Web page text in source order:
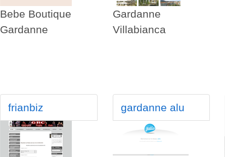
Bebe Boutique
Gardanne
Gardanne
Villabianca
frianbiz gardanne alu